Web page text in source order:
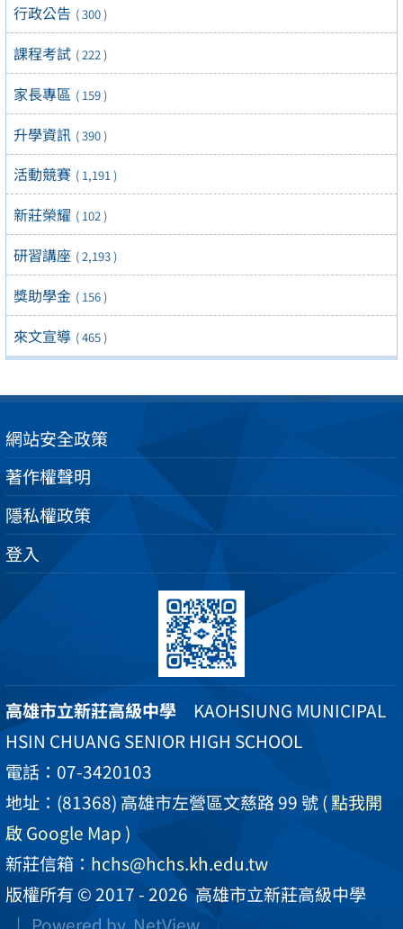
行政公告 ( 300 )
課程考試 ( 222 )
家長專區 ( 159 )
升學資訊 ( 390 )
活動競賽 ( 1,191 )
新莊榮耀 ( 102 )
研習講座 ( 2,193 )
獎助學金 ( 156 )
來文宣導 ( 465 )
網站安全政策
著作權聲明
隱私權政策
登入
高雄市立新莊高級中學 KAOHSIUNG MUNICIPAL
HSIN CHUANG SENIOR HIGH SCHOOL
電話：07-3420103
地址：(81368) 高雄市左營區文慈路 99 號( 點我開
啟 Google Map )
新莊信箱： hchs@hchs.kh.edu.tw
版權所有 © 2017 - 2026高雄市立新莊高級中學